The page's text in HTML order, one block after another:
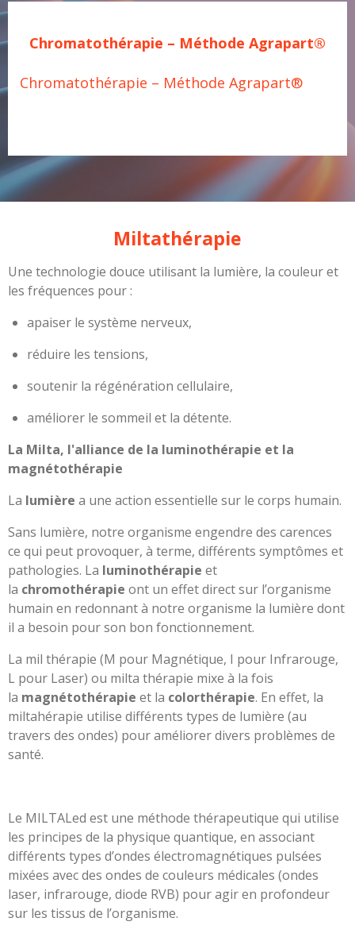
Chromatothérapie – Méthode Agrapart®
Chromatothérapie – Méthode Agrapart®
Miltathérapie
Une technologie douce utilisant la lumière, la couleur et
les fréquences pour :
apaiser le système nerveux,
réduire les tensions,
soutenir la régénération cellulaire,
améliorer le sommeil et la détente.
La Milta, l'alliance de la luminothérapie et la
magnétothérapie
La lumière a une action essentielle sur le corps humain.
Sans lumière, notre organisme engendre des carences
ce qui peut provoquer, à terme, différents symptômes et
pathologies. La luminothérapie et
la chromothérapie ont un effet direct sur l’organisme
humain en redonnant à notre organisme la lumière dont
il a besoin pour son bon fonctionnement.
La mil thérapie (M pour Magnétique, I pour Infrarouge,
L pour Laser) ou milta thérapie mixe à la fois
la magnétothérapie et la colorthérapie. En effet, la
miltahérapie utilise différents types de lumière (au
travers des ondes) pour améliorer divers problèmes de
santé.
Le MILTALed est une méthode thérapeutique qui utilise
les principes de la physique quantique, en associant
différents types d’ondes électromagnétiques pulsées
mixées avec des ondes de couleurs médicales (ondes
laser, infrarouge, diode RVB) pour agir en profondeur
sur les tissus de l’organisme.